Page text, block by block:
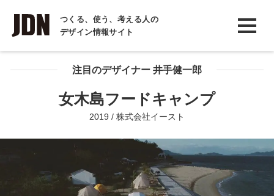
つくる、使う、考える人の
デザイン情報サイト
INTERVIEW
インタビュー
REPORT
COLUMN
注目のデザイナー 井手健一郎
女木島フードキャンプ
2019 / 株式会社イースト